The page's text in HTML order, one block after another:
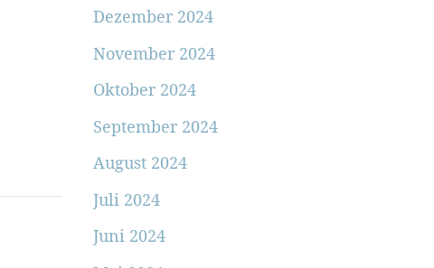
Dezember 2024
November 2024
Oktober 2024
September 2024
August 2024
Juli 2024
Juni 2024